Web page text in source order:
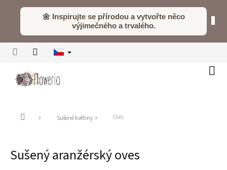
🌼 Inspirujte se přírodou a vytvořte něco
výjimečného a trvalého.
Domů Sušené květiny Oves
Sušený aranžérský oves